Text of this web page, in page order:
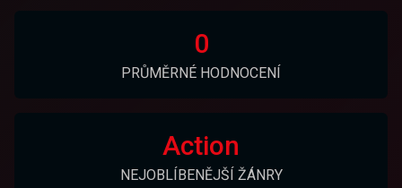
0
PRŮMĚRNÉ HODNOCENÍ
Action
NEJOBLÍBENĚJŠÍ ŽÁNRY